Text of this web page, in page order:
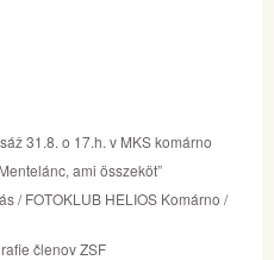
31.8. o 17.h. v MKS komárno
ami összeköt”
/ FOTOKLUB HELIOS Komárno /
členov ZSF